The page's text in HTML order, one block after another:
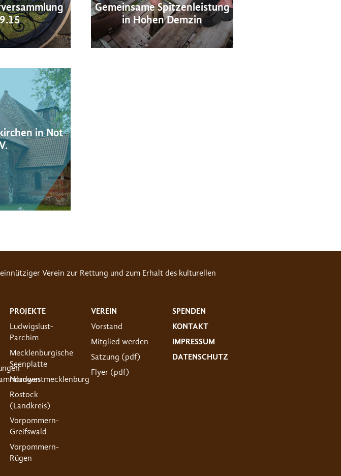
Gemeinsame Spitzenleistung
in Hohen Demzin
in Not
Verein zur Rettung und zum Erhalt des kulturellen
PROJEKTE
Ludwigslust-
Parchim
Mecklenburgische
Seenplatte
Nordwestmecklenburg
Rostock
(Landkreis)
Vorpommern-
Greifswald
Vorpommern-
Rügen
VEREIN
Vorstand
Mitglied werden
Satzung (pdf)
Flyer (pdf)
SPENDEN
KONTAKT
IMPRESSUM
DATENSCHUTZ